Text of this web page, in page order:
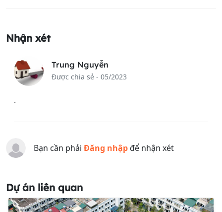
Nhận xét
Trung Nguyễn
Được chia sẻ - 05/2023
.
Bạn cần phải Đăng nhậpđể nhận xét
Dự án liên quan